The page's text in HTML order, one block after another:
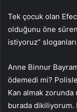
Tek çocuk olan
olduğunu öne
istiyoruz” sloganları
Anne Binnur
ödemedi mi?
Kan almak zorunda
burada dikiliyorum.